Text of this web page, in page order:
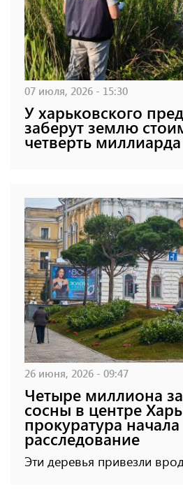
07 июля, 2026 - 15:30
У харьковского
заберут землю
четверть
26 июня, 2026 - 09:47
Четыре миллиона
сосны в центре
прокуратура начала
расследование
Эти деревья привезли